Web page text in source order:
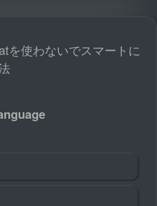
を使わないでスマートに